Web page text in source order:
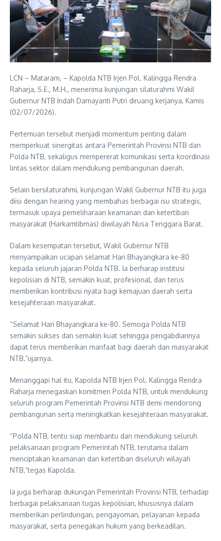
LCN – Mataram, – Kapolda NTB Irjen Pol. Kalingga Rendra
Raharja, S.E., M.H., menerima kunjungan silaturahmi Wakil
Gubernur NTB Indah Damayanti Putri diruang kerjanya, Kamis
(02/07/2026).
Pertemuan tersebut menjadi momentum penting dalam
memperkuat sinergitas antara Pemerintah Provinsi NTB dan
Polda NTB, sekaligus mempererat komunikasi serta koordinasi
lintas sektor dalam mendukung pembangunan daerah.
Selain bersilaturahmi, kunjungan Wakil Gubernur NTB itu juga
diisi dengan hearing yang membahas berbagai isu strategis,
termasuk upaya pemeliharaan keamanan dan ketertiban
masyarakat (Harkamtibmas) diwilayah Nusa Tenggara Barat.
Dalam kesempatan tersebut, Wakil Gubernur NTB
menyampaikan ucapan selamat Hari Bhayangkara ke-80
kepada seluruh jajaran Polda NTB. Ia berharap institusi
kepolisian di NTB, semakin kuat, profesional, dan terus
memberikan kontribusi nyata bagi kemajuan daerah serta
kesejahteraan masyarakat.
“Selamat Hari Bhayangkara ke-80. Semoga Polda NTB
semakin sukses dan semakin kuat sehingga pengabdiannya
dapat terus memberikan manfaat bagi daerah dan masyarakat
NTB,”ujarnya.
Menanggapi hal itu, Kapolda NTB Irjen Pol. Kalingga Rendra
Raharja menegaskan komitmen Polda NTB, untuk mendukung
seluruh program Pemerintah Provinsi NTB demi mendorong
pembangunan serta meningkatkan kesejahteraan masyarakat.
“Polda NTB, tentu siap membantu dan mendukung seluruh
pelaksanaan program Pemerintah NTB, terutama dalam
menciptakan keamanan dan ketertiban diseluruh wilayah
NTB,”tegas Kapolda.
Ia juga berharap dukungan Pemerintah Provinsi NTB, terhadap
berbagai pelaksanaan tugas kepolisian, khususnya dalam
memberikan perlindungan, pengayoman, pelayanan kepada
masyarakat, serta penegakan hukum yang berkeadilan.